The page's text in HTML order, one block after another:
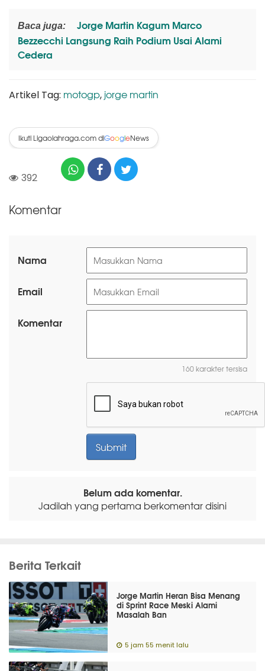
Baca juga:
Jorge Martin Kagum Marco
Bezzecchi Langsung Raih Podium Usai Alami
Cedera
Artikel Tag: motogp, jorge martin
Ikuti Ligaolahraga.com diGoogleNews
392
Komentar
Nama
Email
Komentar
160 karakter tersisa
Belum ada komentar.
Jadilah yang pertama berkomentar disini
Berita Terkait
Jorge Martin Heran Bisa Menang
di Sprint Race Meski Alami
Masalah Ban
5 jam 55 menit lalu